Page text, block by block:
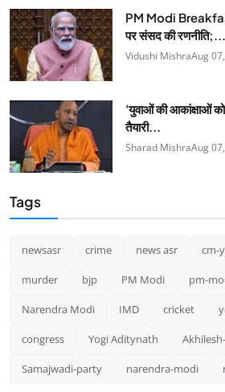
PM Modi
पर संसद की रणनीति;...
Vidushi MishraAug
'युवाओं की आकांक्षाओं
तैयारी...
Sharad MishraAug
Tags
newsasr crime news asr cm-
murder bjp PM Modi pm-
Narendra Modi IMD cricket
congress Yogi Aditynath
Samajwadi-party narendra-modi